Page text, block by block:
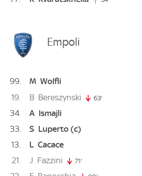
Empoli
99 M Wolfli
19
B Bereszynski 63'
34 A Ismajli
33
S Luperto (c)
13
L Cacace
21
J Fazzini 71'